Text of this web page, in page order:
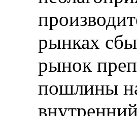
рынках
рынок
пошлины